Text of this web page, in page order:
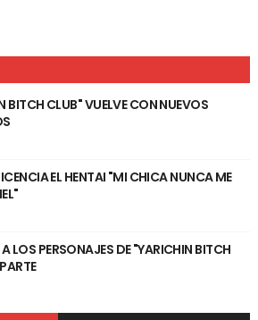
BITCH CLUB" VUELVE CON NUEVOS
EL HENTAI "MI CHICA NUNCA ME
LOS PERSONAJES DE "YARICHIN BITCH